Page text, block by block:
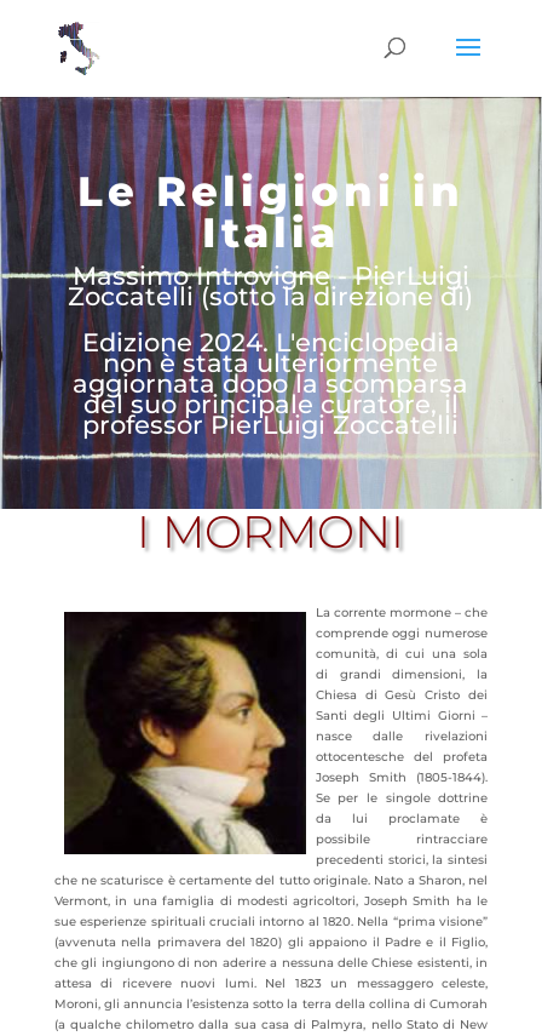
Le Religioni in
Italia
Massimo Introvigne - PierLuigi
Zoccatelli (sotto la direzione di)
Edizione 2024. L'enciclopedia
non è stata ulteriormente
aggiornata dopo la scomparsa
del suo principale curatore, il
professor PierLuigi Zoccatelli
I MORMONI
La corrente mormone – che
comprende oggi numerose
comunità, di cui una sola
di grandi dimensioni, la
Chiesa di Gesù Cristo dei
Santi degli Ultimi Giorni –
nasce dalle rivelazioni
ottocentesche del profeta
Joseph Smith (1805-1844).
Se per le singole dottrine
da lui proclamate è
possibile rintracciare
precedenti storici, la sintesi
che ne scaturisce è certamente del tutto originale. Nato a Sharon, nel
Vermont, in una famiglia di modesti agricoltori, Joseph Smith ha le
sue esperienze spirituali cruciali intorno al 1820. Nella “prima visione”
(avvenuta nella primavera del 1820) gli appaiono il Padre e il Figlio,
che gli ingiungono di non aderire a nessuna delle Chiese esistenti, in
attesa di ricevere nuovi lumi. Nel 1823 un messaggero celeste,
Moroni, gli annuncia l’esistenza sotto la terra della collina di Cumorah
(a qualche chilometro dalla sua casa di Palmyra, nello Stato di New